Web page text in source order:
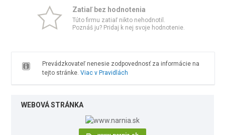
Zatiaľ bez hodnotenia
Túto firmu zatiaľ nikto nehodnotil.
Poznáš ju? Pridaj k nej svoje hodnotenie.
Prevádzkovateľ nenesie zodpovednosť za informácie na
tejto stránke. Viac v Pravidlách
WEBOVÁ STRÁNKA